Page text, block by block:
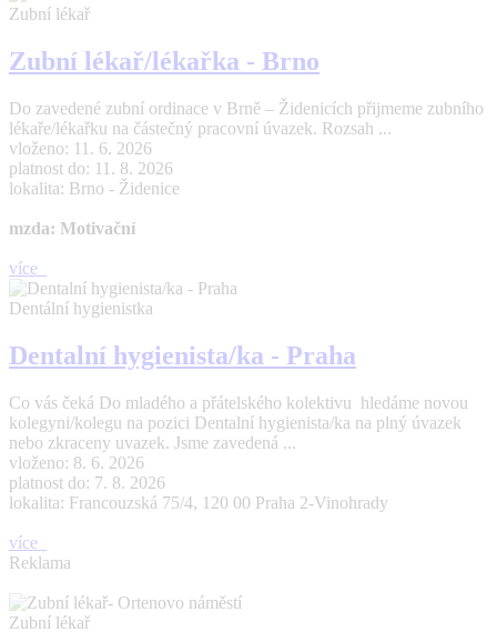
Zubní lékař
Zubní lékař/lékařka - Brno
Do zavedené zubní ordinace v Brně – Židenicích přijmeme zubního
lékaře/lékařku na částečný pracovní úvazek. Rozsah ...
vloženo: 11. 6. 2026
platnost do: 11. 8. 2026
lokalita: Brno - Židenice
mzda: Motivační
více
Dentální hygienistka
Dentalní hygienista/ka - Praha
Co vás čeká Do mladého a přátelského kolektivu hledáme novou
kolegyni/kolegu na pozici Dentalní hygienista/ka na plný úvazek
nebo zkraceny uvazek. Jsme zavedená ...
vloženo: 8. 6. 2026
platnost do: 7. 8. 2026
lokalita: Francouzská 75/4, 120 00 Praha 2-Vinohrady
více
Reklama
Zubní lékař